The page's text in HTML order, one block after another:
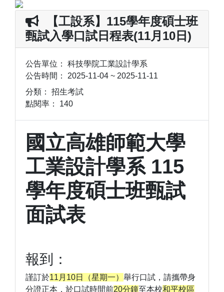
【工設系】115學年度碩士班
甄試入學口試日程表(11月10日)
公告單位： 科技學院工業設計學系
公告時間： 2025-11-04 ~ 2025-11-11
分類： 招生考試
點閱率： 140
國立高雄師範大學
工業設計學系 115
學年度碩士班甄試
面試表
報到：
謹訂於11月10日（星期一） 舉行口試，請攜帶身
分證正本，於口試時間前20分鐘至本校和平校區